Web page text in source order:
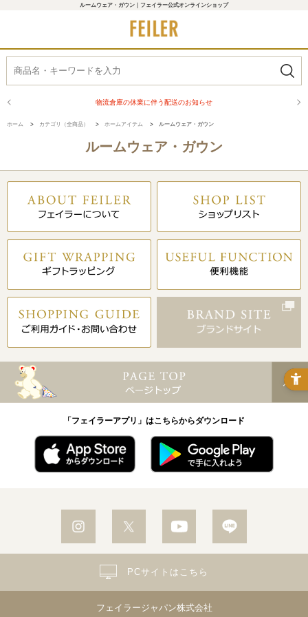
ルームウェア・ガウン｜フェイラー公式オンラインショップ
物流倉庫の休業に伴う配送のお知らせ
ホーム > カテゴリ（全商品） > ホームアイテム > ルームウェア・ガウン
ルームウェア・ガウン
「フェイラーアプリ」はこちらからダウンロード
フェイラージャパン株式会社
PCサイトはこちら